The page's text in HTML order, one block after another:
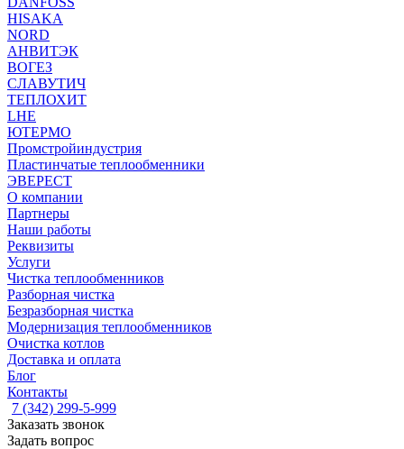
HISAKA
NORD
АНВИТЭК
ВОГЕЗ
СЛАВУТИЧ
ТЕПЛОХИТ
LHE
ЮТЕРМО
Промстройиндустрия
Пластинчатые теплообменники
ЭВЕРЕСТ
О компании
Партнеры
Наши работы
Реквизиты
Услуги
Чистка теплообменников
Разборная чистка
Безразборная чистка
Модернизация теплообменников
Очистка котлов
Доставка и оплата
Блог
Контакты
7 (342) 299-5-999
Заказать звонок
Задать вопрос